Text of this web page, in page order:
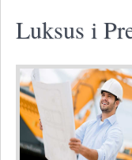
Luksus i